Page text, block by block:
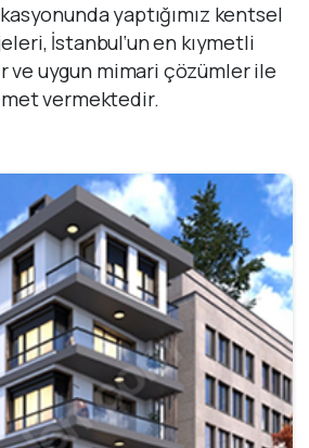
yaptığımız kentsel
İstanbul‘un en kıymetli
ve uygun mimari çözümler ile
vermektedir.